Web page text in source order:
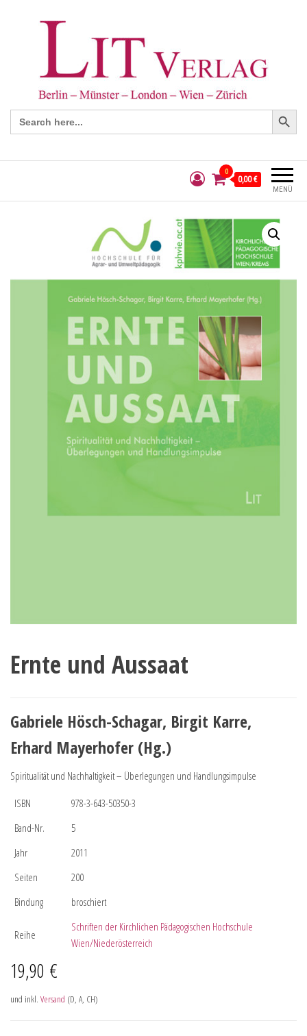
Search
for:
Search Button
MENÜ
0
0,00 €
Ernte und Aussaat
Gabriele Hösch-Schagar, Birgit Karre,
Erhard Mayerhofer (Hg.)
Spiritualität und Nachhaltigkeit – Überlegungen und Handlungsimpulse
ISBN
978-3-643-50350-3
Band-Nr.
5
Jahr
2011
Seiten
200
Bindung
broschiert
Reihe
Schriften der Kirchlichen Pädagogischen Hochschule
Wien/Niederösterreich
19,90 €
und inkl. Versand (D, A, CH)